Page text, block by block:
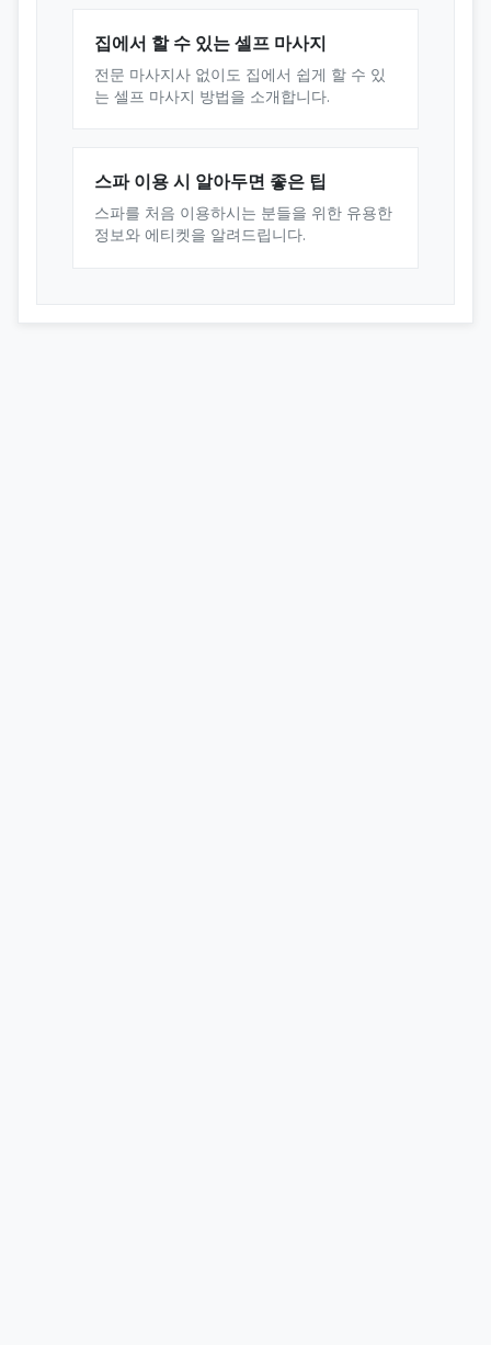
집에서 할 수 있는 셀프 마사지
전문 마사지사 없이도 집에서 쉽게 할 수 있
는 셀프 마사지 방법을 소개합니다.
스파 이용 시 알아두면 좋은 팁
스파를 처음 이용하시는 분들을 위한 유용한
정보와 에티켓을 알려드립니다.